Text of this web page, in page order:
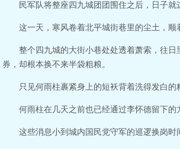
民军队将整座四九城团团围住之后，日子就
这一天，寒风卷着北平城街巷里的尘土，顺
整个四九城的大街小巷处处透着萧索，往
券，却根本换不来半袋粗粮。
只见何雨柱裹紧身上的短袄背着洗得发白
何雨柱在几天之前也已经通过李怀德留下
这些消息小到城内国民党守军的巡逻换岗